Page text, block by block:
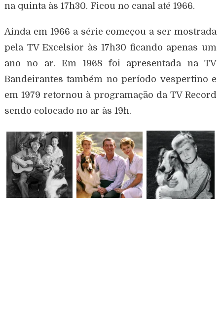
na quinta às 17h30. Ficou no canal até 1966.
Ainda em 1966 a série começou a ser mostrada
pela TV Excelsior às 17h30 ficando apenas um
ano no ar. Em 1968 foi apresentada na TV
Bandeirantes também no período vespertino e
em 1979 retornou à programação da TV Record
sendo colocado no ar às 19h.